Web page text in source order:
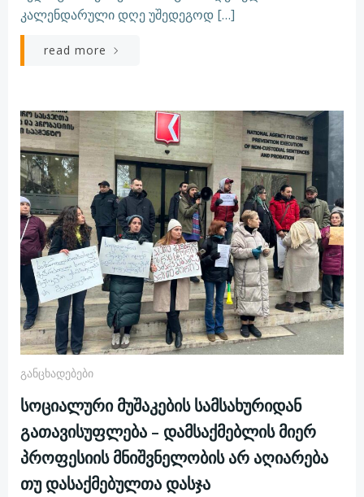
კალენდარული დღე უშედეგოდ […]
read more
Განცხადებები
სოციალური მუშაკების სამსახურიდან
გათავისუფლება – დამსაქმებლის მიერ
პროფესიის მნიშვნელობის არ აღიარება
თუ დასაქმებულთა დასჯა